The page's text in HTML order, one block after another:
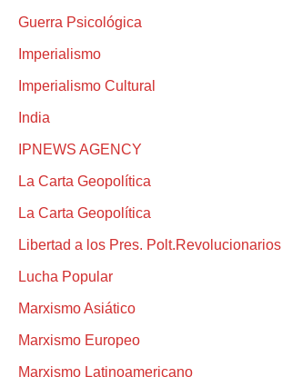
Guerra Psicológica
Imperialismo
Imperialismo Cultural
India
IPNEWS AGENCY
La Carta Geopolítica
La Carta Geopolítica
Libertad a los Pres. Polt.Revolucionarios
Lucha Popular
Marxismo Asiático
Marxismo Europeo
Marxismo Latinoamericano